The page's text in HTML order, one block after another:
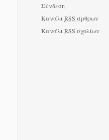
Σύνδεση
ΚανάλιRSS άρθρων
ΚανάλιRSS σχολίων